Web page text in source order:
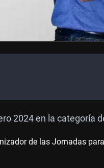
2024 en la categoría
de las Jornadas